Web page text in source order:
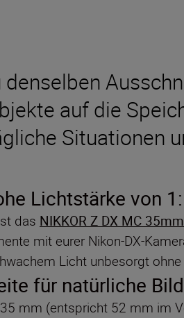
denselben
auf die
Situationen
Lichtstärke von
das NIKKOR Z DX MC
mit eurer Nikon-DX-
Licht unbesorgt ohne
für natürliche
mm (entspricht 52 mm im